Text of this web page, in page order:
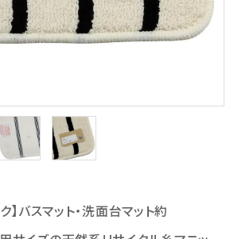
】バスマット・洗面台マット約